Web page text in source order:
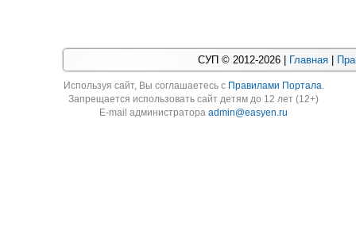
СУП © 2012-2026 | Главная
Используя cайт, Вы соглашаетесь с Правилами Портала.
Запрещается использовать сайт детям до 12 лет (12+)
E-mail администратораadmin@easyen.ru